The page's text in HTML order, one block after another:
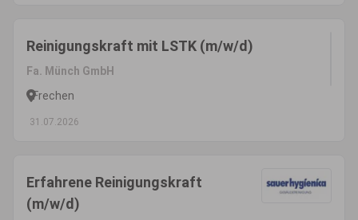
Reinigungskraft mit LSTK (m/w/d)
Fa. Münch GmbH
Frechen
31.07.2026
Erfahrene Reinigungskraft
(m/w/d)